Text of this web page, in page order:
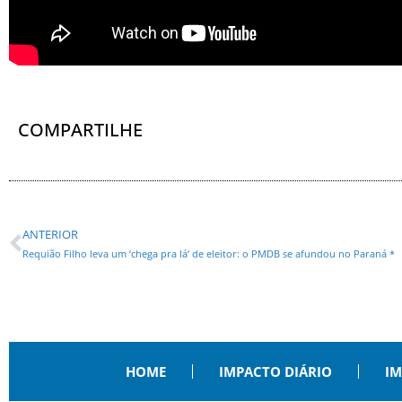
COMPARTILHE
ANTERIOR
Requião Filho leva um ‘chega pra lá’ de eleitor: o PMDB se afundou no Paraná *
HOME IMPACTO DIÁRIO